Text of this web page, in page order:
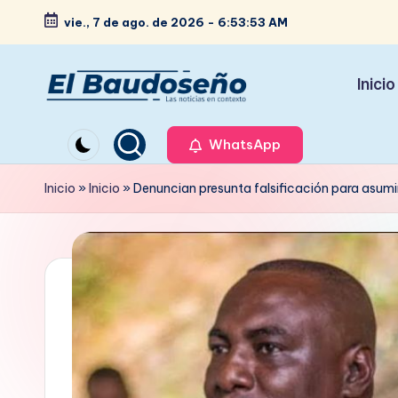
Saltar
contenido
vie., 7 de ago. de 2026 - 6:53:54 AM
e
ri
d
noticias
en
contexto
Inicio
WhatsApp
Inicio »Inicio »Denuncian presunta falsificación para